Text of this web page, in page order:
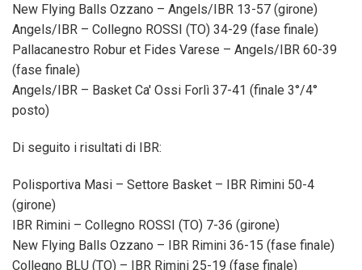
New Flying Balls Ozzano – Angels/IBR 13-57 (girone)
Angels/IBR – Collegno ROSSI (TO) 34-29 (fase finale)
Pallacanestro Robur et Fides Varese – Angels/IBR 60-39
(fase finale)
Angels/IBR – Basket Ca' Ossi Forlì 37-41 (finale 3°/4°
posto)
Di seguito i risultati di IBR:
Polisportiva Masi – Settore Basket – IBR Rimini 50-4
(girone)
IBR Rimini – Collegno ROSSI (TO) 7-36 (girone)
New Flying Balls Ozzano – IBR Rimini 36-15 (fase finale)
Collegno BLU (TO) – IBR Rimini 25-19 (fase finale)